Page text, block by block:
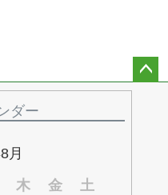
ダー
月
木 金 土